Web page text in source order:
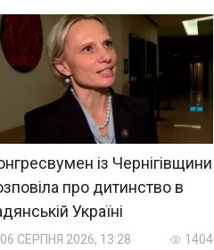
із Чернігівщини
про дитинство в
Україні
06 СЕРПНЯ 2026, 13:28 1404